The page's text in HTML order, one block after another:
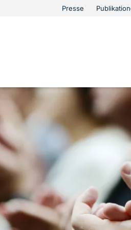
Presse